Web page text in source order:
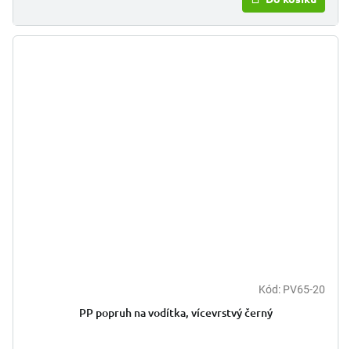
Kód: PV65-20
PP popruh na vodítka, vícevrstvý černý